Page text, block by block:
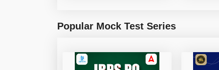
Popular Mock Test Series